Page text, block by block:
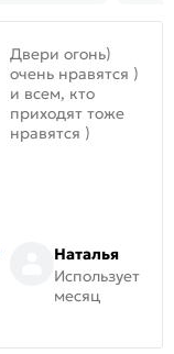
Двери огонь)
очень нравятся )
и всем, кто
приходят тоже
нравятся )
Наталья
Использует
месяц